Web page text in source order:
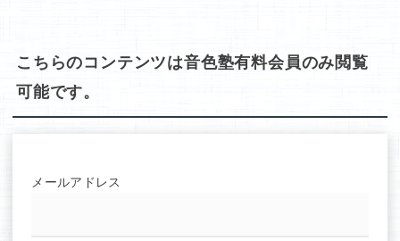
こちらのコンテンツは音色塾有料会員のみ閲覧
可能です。
メールアドレス